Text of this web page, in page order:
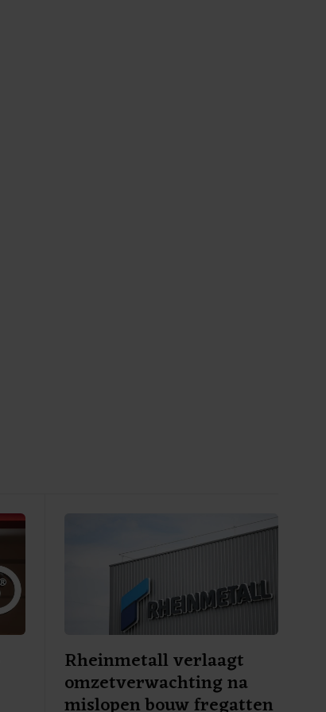
Rheinmetall verlaagt
omzetverwachting na